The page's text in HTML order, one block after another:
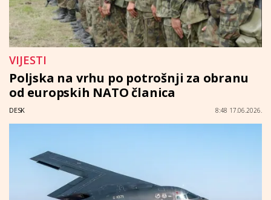
VIJESTI
Poljska na vrhu po potrošnji za obranu
od europskih NATO članica
DESK 8:48 17.06.2026.